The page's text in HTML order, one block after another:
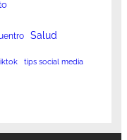
Salud
tips social media